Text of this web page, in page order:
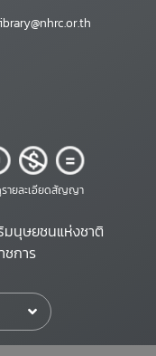
ายละเอียดสัญญา
นุษยชนแห่งชาติ
ชการ